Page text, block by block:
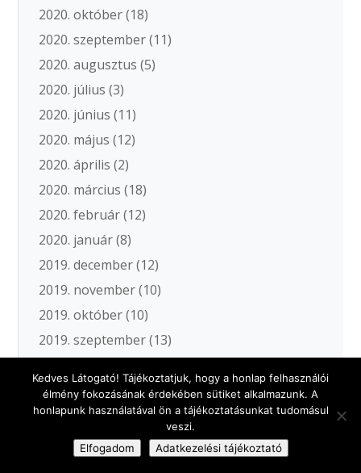
2020. október(18)
2020. szeptember(11)
2020. augusztus (5)
2020. július (3)
2020. június (11)
2020. május (12)
2020. április (2)
2020. március (18)
2020. február(12)
2020. január(8)
2019. december(12)
2019. november(10)
2019. október(10)
2019. szeptember(13)
2019. július(12)
2019. június(20)
2019. május(20)
Kedves Látogató! Tájékoztatjuk, hogy a honlap felhasználói
élmény fokozásának érdekében sütiket alkalmazunk. A
honlapunk használatával ön a tájékoztatásunkat tudomásul
veszi.
Elfogadom
Adatkezelési tájékoztató